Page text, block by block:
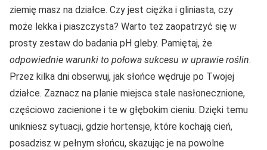
ziemię masz na działce. Czy jest ciężka i gliniasta, czy
może lekka i piaszczysta? Warto też zaopatrzyć się w
prosty zestaw do badania pH gleby. Pamiętaj, że
odpowiednie warunki to połowa sukcesu w uprawie roślin.
Przez kilka dni obserwuj, jak słońce wędruje po Twojej
działce. Zaznacz na planie miejsca stale nasłonecznione,
częściowo zacienione i te w głębokim cieniu. Dzięki temu
unikniesz sytuacji, gdzie hortensje, które kochają cień,
posadzisz w pełnym słońcu, skazując je na powolne